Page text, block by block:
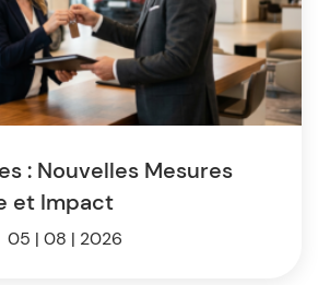
: Nouvelles Mesures
et Impact
05 | 08 | 2026